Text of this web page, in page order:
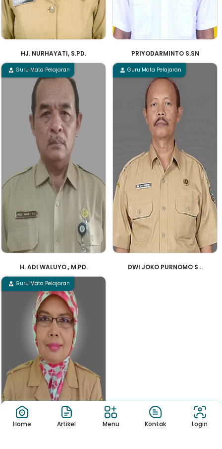
HJ. NURHAYATI, S.PD. PRIYODARMINTO S.SN
Guru Mata Pelajaran
H. ADI WALUYO., M.PD.
Guru Mata Pelajaran
DWI JOKO PURNOMO S...
Guru Mata Pelajaran
Home Artikel Menu Kontak Login